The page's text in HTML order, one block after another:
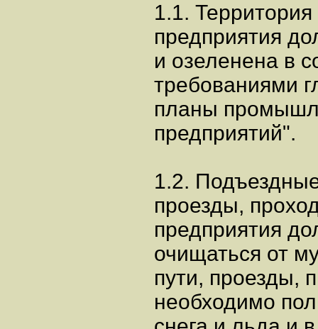
1.1. Территория
предприятия
и озеленена в
требованиями
планы
предприятий".
1.2.
проезды,
предприятия
очищаться от
пути, проезды,
необходимо